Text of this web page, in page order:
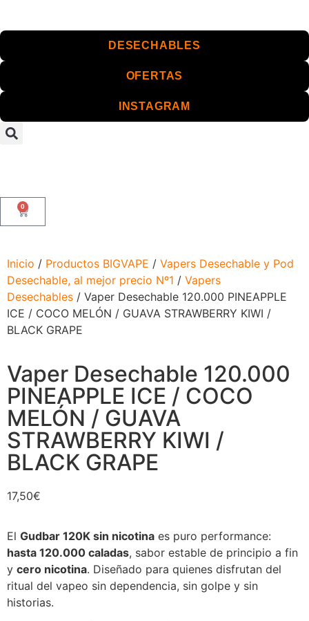
DESECHABLES
OFERTAS
INSTAGRAM
0
Inicio / Productos BIGVAPE / Vapers Desechable y Pod
Desechable, al mejor precio Nº1 / Vapers
Desechables / Vaper Desechable 120.000 PINEAPPLE
ICE / COCO MELÓN / GUAVA STRAWBERRY KIWI /
BLACK GRAPE
Vaper Desechable 120.000
PINEAPPLE ICE / COCO
MELÓN / GUAVA
STRAWBERRY KIWI /
BLACK GRAPE
17,50€
El Gudbar 120K sin nicotina es puro performance:
hasta 120.000 caladas, sabor estable de principio a fin
y cero nicotina. Diseñado para quienes disfrutan del
ritual del vapeo sin dependencia, sin golpe y sin
historias.